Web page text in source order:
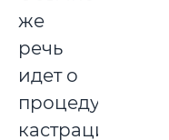
же
речь
идет о
процедуре
кастрации